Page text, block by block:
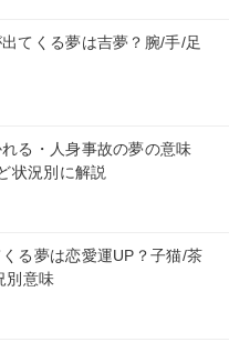
出てくる夢は吉夢？腕/手/足
れる・人身事故の夢の意味
状況別に解説
くる夢は恋愛運UP？子猫/茶
別意味